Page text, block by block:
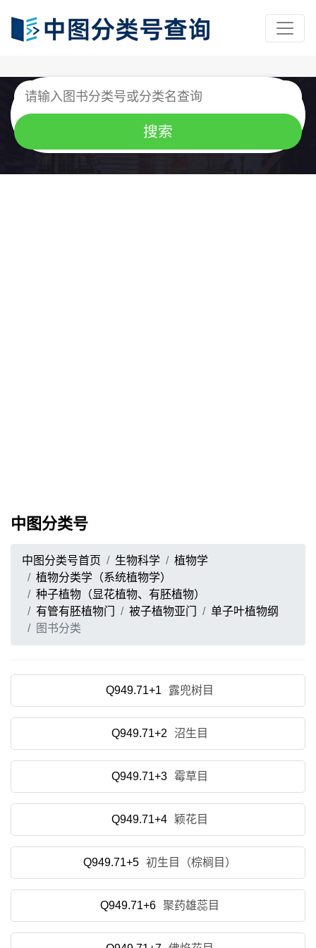
中图分类号
中图分类号首页 生物科学
植物学
植物分类学（系统植物学）
种子植物（显花植物、有胚植物）
有管有胚植物门
被子植物亚门
单子叶植物纲
图书分类
Q949.71+1 露兜树目
Q949.71+2 沼生目
Q949.71+3 霉草目
Q949.71+4 颖花目
Q949.71+5 初生目（棕榈目）
Q949.71+6 聚药雄蕊目